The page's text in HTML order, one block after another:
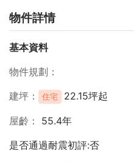
物件詳情
基本資料
物件規劃
建坪
住宅 22.15坪起
屋齡
55.4年
是否通過耐震初評:否